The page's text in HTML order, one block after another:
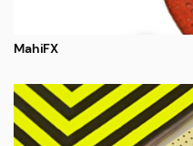
MahiFX